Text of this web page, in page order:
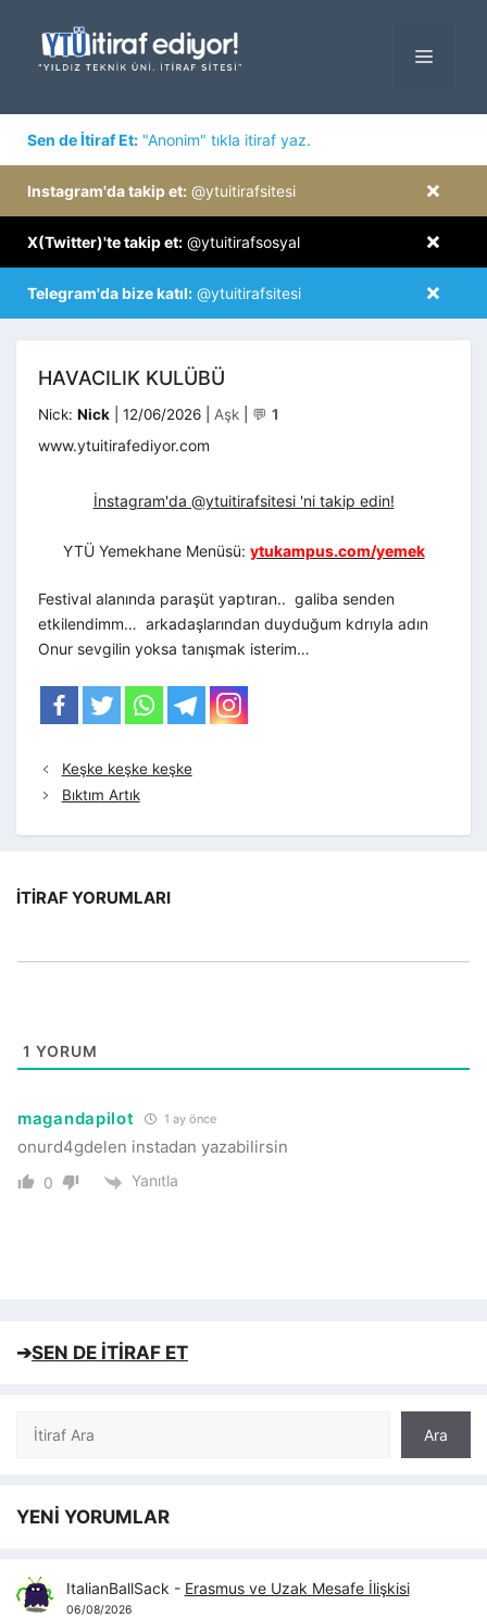
MENÜ
Sen de İtiraf Et: "Anonim" tıkla itiraf yaz.
×
Instagram'da takip et: @ytuitirafsitesi
×
X(Twitter)'te takip et: @ytuitirafsosyal
×
Telegram'da bize katıl: @ytuitirafsitesi
HAVACILIK KULÜBÜ
Nick: Nick 12/06/2026 Kategoriler
Aşk 💬 1
www.ytuitirafediyor.com
İnstagram'da @ytuitirafsitesi 'ni takip edin!
YTÜ Yemekhane Menüsü: ytukampus.com/yemek
Festival alanında paraşüt yaptıran.. galiba senden
etkilendimm… arkadaşlarından duyduğum kdrıyla adın
Onur sevgilin yoksa tanışmak isterim…
Keşke keşke keşke
Bıktım Artık
İTIRAF YORUMLARI
1 YORUM
magandapilot 1 ay önce
onurd4gdelen instadan yazabilirsin
0 Yanıtla
➔SEN DE İTİRAF ET
Ara
Ara
YENİ YORUMLAR
ItalianBallSack - Erasmus ve Uzak Mesafe İlişkisi
06/08/2026